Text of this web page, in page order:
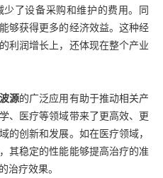
了设备采购和维护的费用。同
够获得更多的经济效益。这种经
利润增长上，还体现在整个产业
源的广泛应用有助于推动相关产
、医疗等领域带来了更高效、更
的创新和发展。如在医疗领域，
其稳定的性能能够提高治疗的准
治疗效果。